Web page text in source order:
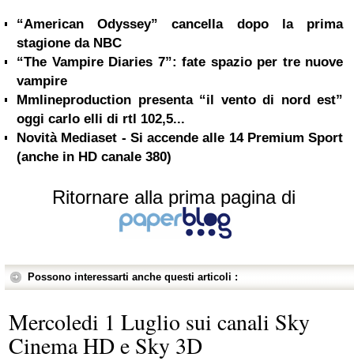
“American Odyssey” cancella dopo la prima
stagione da NBC
“The Vampire Diaries 7”: fate spazio per tre nuove
vampire
Mmlineproduction presenta “il vento di nord est”
oggi carlo elli di rtl 102,5...
Novità Mediaset - Si accende alle 14 Premium Sport
(anche in HD canale 380)
Ritornare alla prima pagina di
Possono interessarti anche questi articoli :
Mercoledi 1 Luglio sui canali Sky
Cinema HD e Sky 3D